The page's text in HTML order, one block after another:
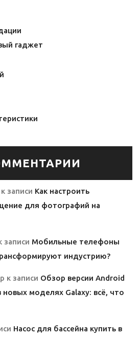
гаджет
к записи Как настроить
для фотографий на
записи Мобильные телефоны
индустрию?
к записи Обзор версии Android
новых моделях Galaxy: всё, что
Насос для бассейна купить в